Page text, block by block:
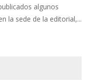
algunos
la sede de la editorial,...